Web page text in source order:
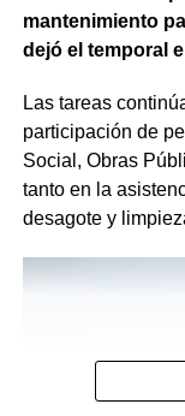
especial énfasis
tiene cuatro
fundamentales de
exploración y
en una refinería,
y camiones, y sus
Para más
mantenimiento
dejó el temporal
Las tareas
participación de
Social, Obras
tanto en la
desagote y